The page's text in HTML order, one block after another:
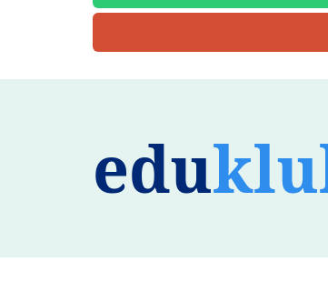
edu